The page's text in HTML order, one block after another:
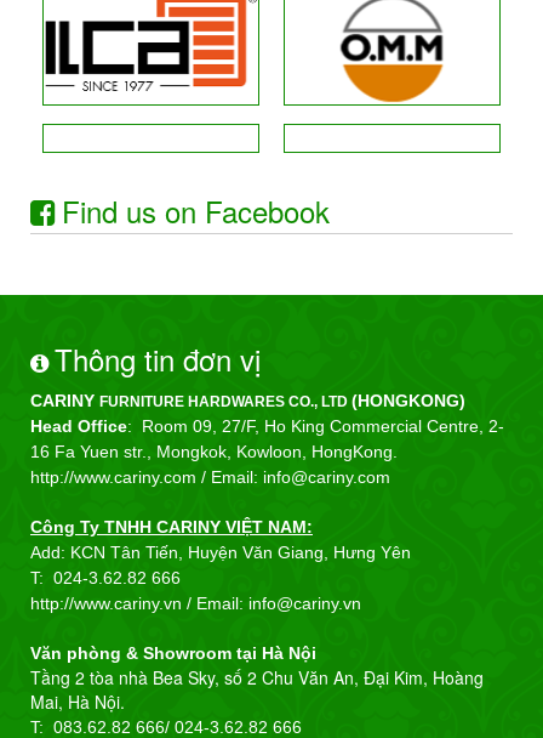
Find us on Facebook
Thông tin đơn vị
CARINY FURNITURE HARDWARES CO., LTD (HONGKONG)
Head Office: Room 09, 27/F, Ho King Commercial Centre, 2-
16 Fa Yuen str., Mongkok, Kowloon, HongKong.
http://www.cariny.com / Email: info@cariny.com
Công Ty TNHH CARINY VIỆT NAM:
Add: KCN Tân Tiến, Huyện Văn Giang, Hưng Yên
T: 024-3.62.82 666
http://www.cariny.vn / Email: info@cariny.vn
Văn phòng & Showroom tại Hà Nội
Tầng 2 tòa nhà Bea Sky, số 2 Chu Văn An, Đại Kim, Hoàng
Mai, Hà Nội.
T: 083.62.82 666/ 024-3.62.82 666